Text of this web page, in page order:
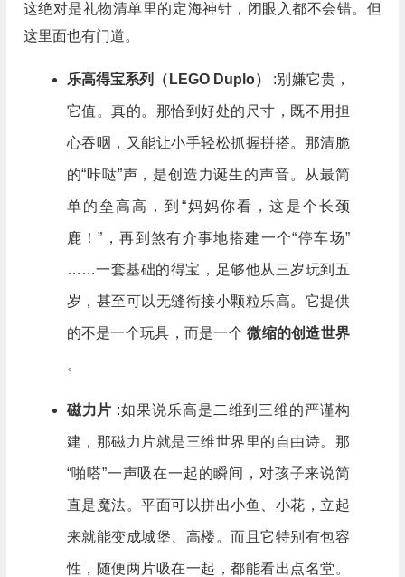
这绝对是礼物清单里的定海神针，闭眼入都不会错。但
这里面也有门道。
乐高得宝系列（LEGO Duplo） :别嫌它贵，
它值。真的。那恰到好处的尺寸，既不用担
心吞咽，又能让小手轻松抓握拼搭。那清脆
的“咔哒”声，是创造力诞生的声音。从最简
单的垒高高，到“妈妈你看，这是个长颈
鹿！”，再到煞有介事地搭建一个“停车场”
……一套基础的得宝，足够他从三岁玩到五
岁，甚至可以无缝衔接小颗粒乐高。它提供
的不是一个玩具，而是一个微缩的创造世界
。
磁力片 :如果说乐高是二维到三维的严谨构
建，那磁力片就是三维世界里的自由诗。那
“啪嗒”一声吸在一起的瞬间，对孩子来说简
直是魔法。平面可以拼出小鱼、小花，立起
来就能变成城堡、高楼。而且它特别有包容
性，随便两片吸在一起，都能看出点名堂。